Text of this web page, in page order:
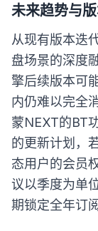
未来趋势与
从现有版本迭
盘场景的深度
擎后续版本可
内仍难以完全
蒙NEXT的BT
的更新计划，
态用户的会员
议以季度为单
期锁定全年订阅